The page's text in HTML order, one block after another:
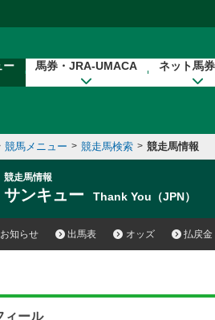
ー 馬券・JRA-UMACA ネット馬
競馬メニュー > 競走馬検索 > 競走馬情報
競走馬情報
サンキュー Thank You（JPN）
知らせ 出馬表 オッズ 払戻金
ィール